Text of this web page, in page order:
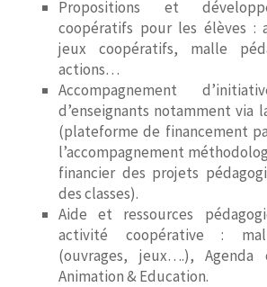
Propositions et
coopératifs pour les élèves :
jeux coopératifs, malle
actions…
Accompagnement
d’enseignants notamment via
(plateforme de financement
l’accompagnement
financier des projets
des classes).
Aide et ressources
activité coopérative :
(ouvrages, jeux….), Agenda
Animation & Education.